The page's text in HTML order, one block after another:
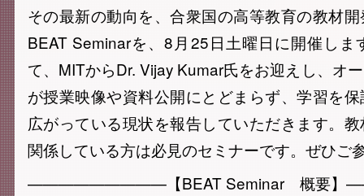
その最新の動向を、合衆国の高等教育の教材
BEAT Seminarを、8月25日土曜日に開催しま
て、MITからDr. Vijay Kumar氏をお迎えし、オ
が授業映像や資料公開にとどまらず、学習を
広がっている現状を報告していただきます。
関係している方は必見のセミナーです。ぜひご
—————————【BEAT Seminar 概要